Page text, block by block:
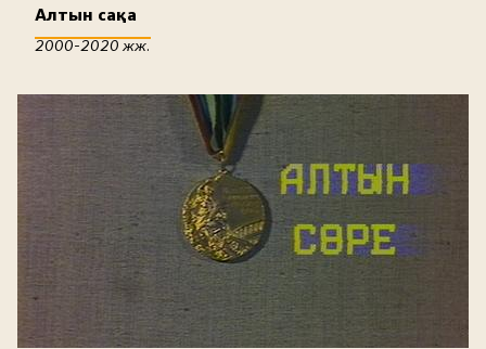
Алтын сақа
2000-2020 жж.